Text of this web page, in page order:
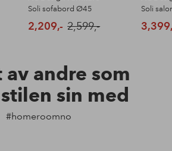
Soli sofabord Ø45
2,209,- 2,599,-
Soli
andre som
sin med
#homeroomno